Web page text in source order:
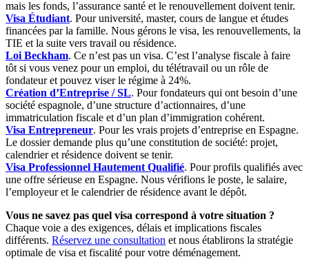
mais les fonds, l’assurance santé et le renouvellement doivent tenir.
Visa Étudiant. Pour université, master, cours de langue et études
financées par la famille. Nous gérons le visa, les renouvellements, la
TIE et la suite vers travail ou résidence.
Loi Beckham. Ce n’est pas un visa. C’est l’analyse fiscale à faire
tôt si vous venez pour un emploi, du télétravail ou un rôle de
fondateur et pouvez viser le régime à 24%.
Création d’Entreprise / SL. Pour fondateurs qui ont besoin d’une
société espagnole, d’une structure d’actionnaires, d’une
immatriculation fiscale et d’un plan d’immigration cohérent.
Visa Entrepreneur. Pour les vrais projets d’entreprise en Espagne.
Le dossier demande plus qu’une constitution de société: projet,
calendrier et résidence doivent se tenir.
Visa Professionnel Hautement Qualifié. Pour profils qualifiés avec
une offre sérieuse en Espagne. Nous vérifions le poste, le salaire,
l’employeur et le calendrier de résidence avant le dépôt.
Vous ne savez pas quel visa correspond à votre situation ?
Chaque voie a des exigences, délais et implications fiscales
différents. Réservez une consultation et nous établirons la stratégie
optimale de visa et fiscalité pour votre déménagement.